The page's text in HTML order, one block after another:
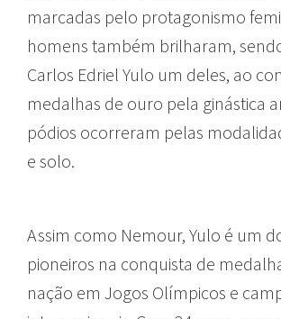
marcadas pelo protagonismo
homens também brilharam,
Carlos Edriel Yulo um deles, ao
medalhas de ouro pela ginástica
pódios ocorreram pelas
e solo.
Assim como Nemour, Yulo é um
pioneiros na conquista de
nação em Jogos Olímpicos e